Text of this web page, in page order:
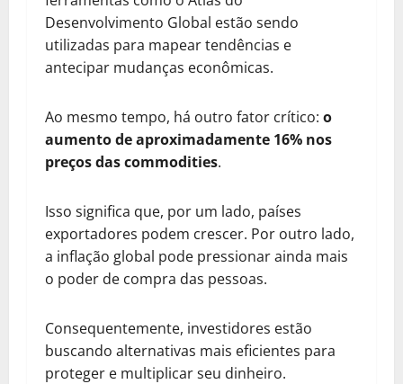
Desenvolvimento Global estão sendo
utilizadas para mapear tendências e
antecipar mudanças econômicas.
Ao mesmo tempo, há outro fator crítico: o
aumento de aproximadamente 16% nos
preços das commodities.
Isso significa que, por um lado, países
exportadores podem crescer. Por outro lado,
a inflação global pode pressionar ainda mais
o poder de compra das pessoas.
Consequentemente, investidores estão
buscando alternativas mais eficientes para
proteger e multiplicar seu dinheiro.